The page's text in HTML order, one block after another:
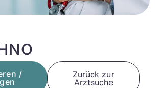
/
Zurück zur
Arztsuche